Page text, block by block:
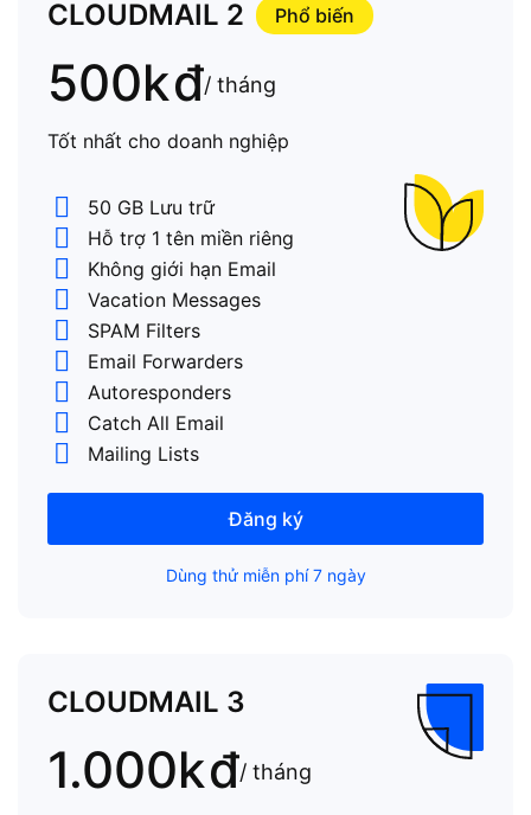
CLOUDMAIL 2 Phổ biến
500kđ/ tháng
Tốt nhất cho doanh nghiệp
50 GB Lưu trữ
Hỗ trợ 1 tên miền riêng
Không giới hạn Email
Vacation Messages
SPAM Filters
Email Forwarders
Autoresponders
Catch All Email
Mailing Lists
Đăng ký
Dùng thử miễn phí 7 ngày
CLOUDMAIL 3
1.000kđ/ tháng